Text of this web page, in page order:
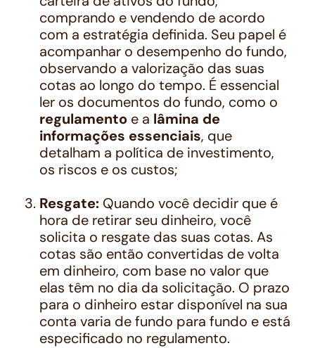
comprando e vendendo de acordo
com a estratégia definida. Seu papel é
acompanhar o desempenho do fundo,
observando a valorização das suas
cotas ao longo do tempo. É essencial
ler os documentos do fundo, como o
regulamento e a lâmina de
informações essenciais, que
detalham a política de investimento,
os riscos e os custos;
Resgate: Quando você decidir que é
hora de retirar seu dinheiro, você
solicita o resgate das suas cotas. As
cotas são então convertidas de volta
em dinheiro, com base no valor que
elas têm no dia da solicitação. O prazo
para o dinheiro estar disponível na sua
conta varia de fundo para fundo e está
especificado no regulamento.